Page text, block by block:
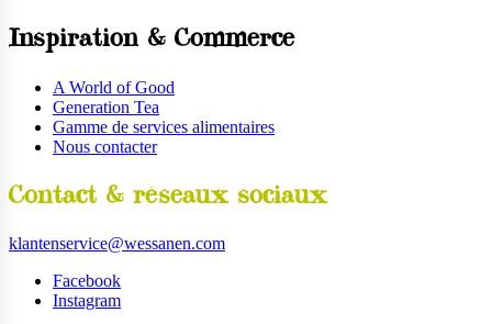
Inspiration & Commerce
A World of Good
Generation Tea
Gamme de services alimentaires
Nous contacter
Contact & réseaux sociaux
klantenservice@wessanen.com
Facebook
Instagram